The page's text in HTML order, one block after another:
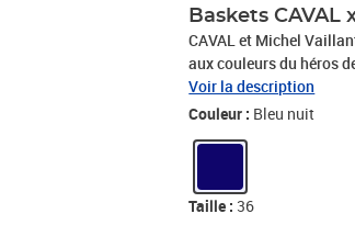
Baskets CAVAL
CAVAL et Michel
aux couleurs du héros
asymétriques,
inédite à la carrosserie
carrosserie flambant
Voir la description
Couleur : Bleu nuit
Taille : 36